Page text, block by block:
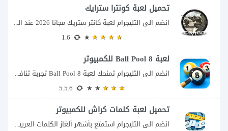
تحميل لعبة كونترا سترايك
انضم الى التليجرام لعبة كانتر ستريك مجانا 2026 عند البحث عن تحميل Counter-Strike للكمبيوتر...
لعبة 8 Ball Pool للكمبيوتر
انضم الى التليجرام تمنحك لعبة 8 Ball Pool تجربة تنافسية ممتعة تجمع بين دقة...
تحميل لعبة كلمات كراش للكمبيوتر
انضم الى التليجرام استمتع بأشهر ألغاز الكلمات العربية على شاشة الكمبيوتر يتيح لك تحميل...